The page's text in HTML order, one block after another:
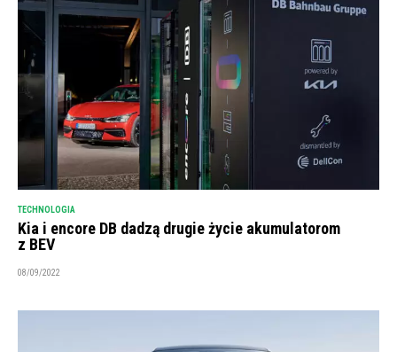
TECHNOLOGIA
Kia i encore DB dadzą drugie życie akumulatorom
z BEV
08/09/2022